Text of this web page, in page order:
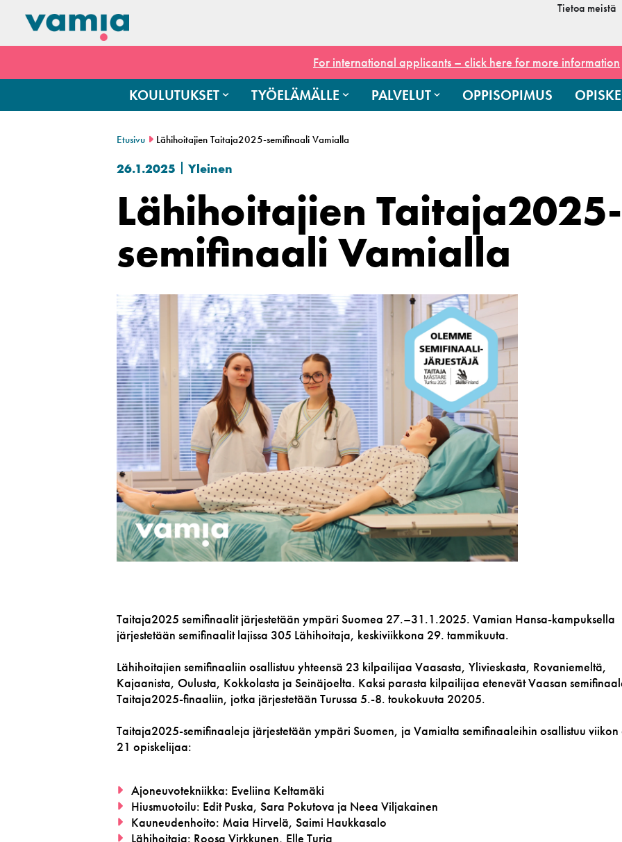
Tietoa meistä
For international applicants – click here for more information
KOULUTUKSET TYÖELÄMÄLLE PALVELUT OPPISOPIMUS
Etusivu Lähihoitajien Taitaja2025-semifinaali Vamialla
26.1.2025 Yleinen
Lähihoitajien Taitaja2025-
semifinaali Vamialla
Taitaja2025 semifinaalit järjestetään ympäri Suomea 27.–31.1.2025. Vamian Hansa-kampuksella
järjestetään semifinaalit lajissa 305 Lähihoitaja, keskiviikkona 29. tammikuuta.
Lähihoitajien semifinaaliin osallistuu yhteensä 23 kilpailijaa Vaasasta, Ylivieskasta, Rovaniemeltä,
Kajaanista, Oulusta, Kokkolasta ja Seinäjoelta. Kaksi parasta kilpailijaa etenevät Vaasan
Taitaja2025-finaaliin, jotka järjestetään Turussa 5.-8. toukokuuta 20205.
Taitaja2025-semifinaaleja järjestetään ympäri Suomen, ja Vamialta semifinaaleihin osallistuu
21 opiskelijaa:
Ajoneuvotekniikka: Eveliina Keltamäki
Hiusmuotoilu: Edit Puska, Sara Pokutova ja Neea Viljakainen
Kauneudenhoito: Maia Hirvelä, Saimi Haukkasalo
Lähihoitaja: Roosa Virkkunen, Elle Turja